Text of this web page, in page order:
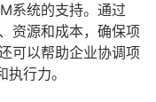
系统的支持。通过
资源和成本，确保项
可以帮助企业协调项
行力。